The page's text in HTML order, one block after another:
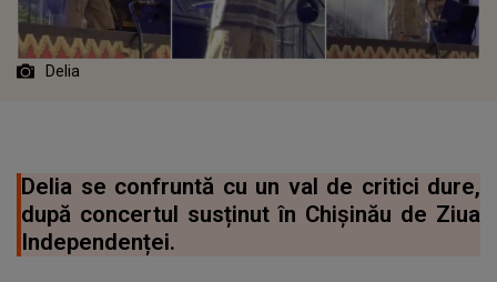
Delia
Delia se confruntă cu un val de critici dure,
după concertul susținut în Chișinău de Ziua
Independenței.